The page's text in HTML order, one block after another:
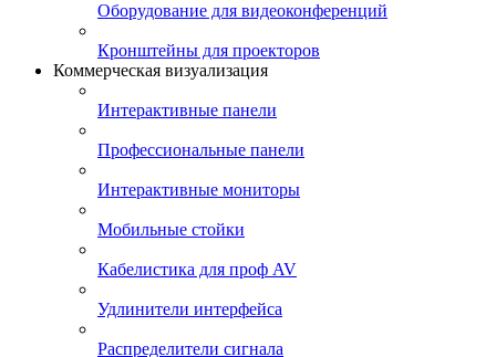
Оборудование для видеоконференций
Кронштейны для проекторов
Коммерческая визуализация
Интерактивные панели
Профессиональные панели
Интерактивные мониторы
Мобильные стойки
Кабелистика для проф AV
Удлинители интерфейса
Распределители сигнала